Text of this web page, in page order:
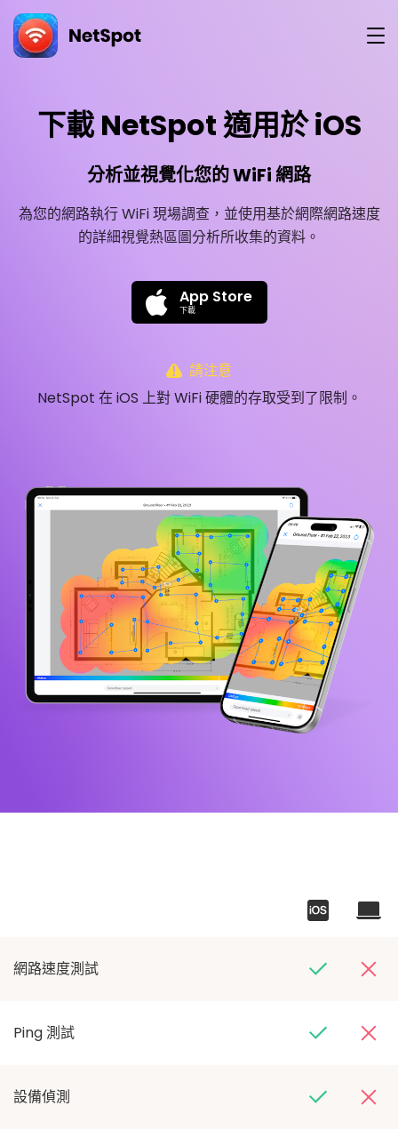
下載 NetSpot 適用於 iOS
分析並視覺化您的 WiFi 網路
為您的網路執行 WiFi 現場調查，並使用基於網際網路速度
的詳細視覺熱區圖分析所收集的資料。
App Store
下載
請注意
NetSpot 在 iOS 上對 WiFi 硬體的存取受到了限制。
網路速度測試
Ping 測試
設備偵測